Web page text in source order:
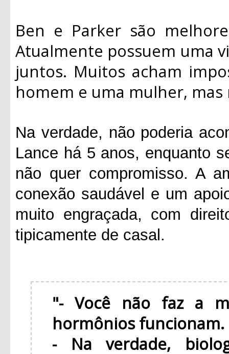
Ben e Parker são
Atualmente possuem uma
juntos. Muitos acham
homem e uma mulher,
Na verdade, não poderia
Lance há 5 anos, enquanto
não quer compromisso. A
conexão saudável e um
muito engraçada, com
tipicamente de casal.
"- Você não faz a
hormônios funcionam.
- Na verdade,